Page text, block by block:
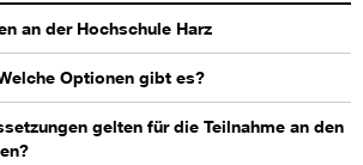
an der Hochschule Harz
Optionen gibt es?
gelten für die Teilnahme an den